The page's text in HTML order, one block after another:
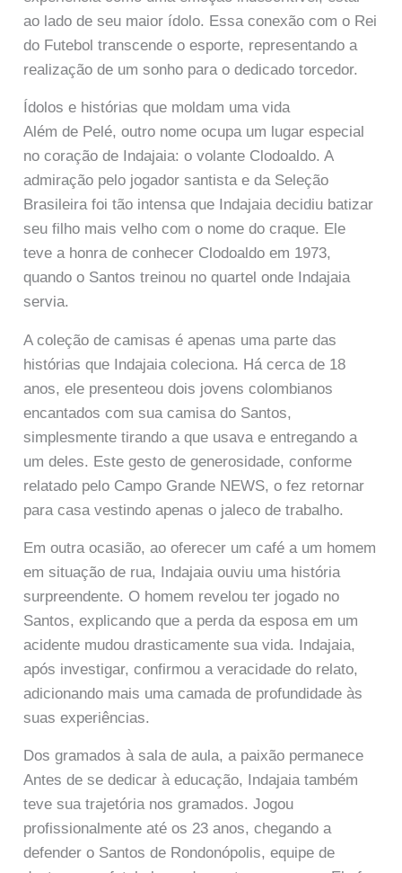
ao lado de seu maior ídolo. Essa conexão com o Rei
do Futebol transcende o esporte, representando a
realização de um sonho para o dedicado torcedor.
Ídolos e histórias que moldam uma vida
Além de Pelé, outro nome ocupa um lugar especial
no coração de Indajaia: o volante Clodoaldo. A
admiração pelo jogador santista e da Seleção
Brasileira foi tão intensa que Indajaia decidiu batizar
seu filho mais velho com o nome do craque. Ele
teve a honra de conhecer Clodoaldo em 1973,
quando o Santos treinou no quartel onde Indajaia
servia.
A coleção de camisas é apenas uma parte das
histórias que Indajaia coleciona. Há cerca de 18
anos, ele presenteou dois jovens colombianos
encantados com sua camisa do Santos,
simplesmente tirando a que usava e entregando a
um deles. Este gesto de generosidade, conforme
relatado pelo Campo Grande NEWS, o fez retornar
para casa vestindo apenas o jaleco de trabalho.
Em outra ocasião, ao oferecer um café a um homem
em situação de rua, Indajaia ouviu uma história
surpreendente. O homem revelou ter jogado no
Santos, explicando que a perda da esposa em um
acidente mudou drasticamente sua vida. Indajaia,
após investigar, confirmou a veracidade do relato,
adicionando mais uma camada de profundidade às
suas experiências.
Dos gramados à sala de aula, a paixão permanece
Antes de se dedicar à educação, Indajaia também
teve sua trajetória nos gramados. Jogou
profissionalmente até os 23 anos, chegando a
defender o Santos de Rondonópolis, equipe de